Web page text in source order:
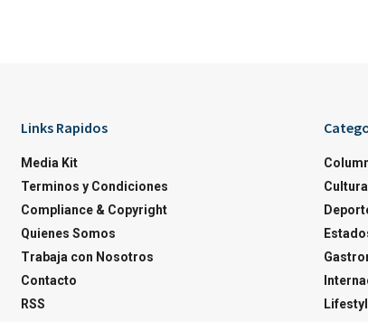
Links Rapidos
Media Kit
Terminos y Condiciones
Compliance & Copyright
Quienes Somos
Trabaja con Nosotros
Contacto
RSS
Cultura